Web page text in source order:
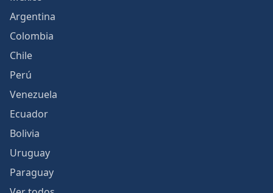
Argentina
Colombia
Chile
Perú
Venezuela
Ecuador
Bolivia
Uruguay
Paraguay